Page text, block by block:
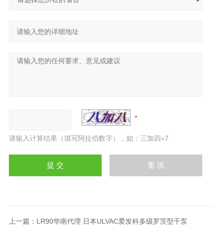
请输入计算结果（填写阿拉伯数字），如：三加四=7
上一篇： LR90华南代理 日本ULVAC爱发科多级罗茨型干泵